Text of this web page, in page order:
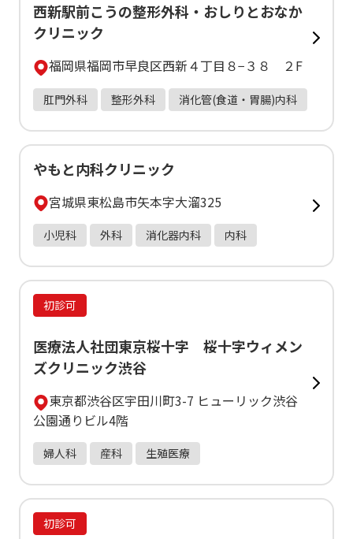
西新駅前こうの整形外科・おしりとおなか
クリニック
福岡県福岡市早良区西新４丁目８−３８ ２F
肛門外科 整形外科 消化管(食道・胃腸)内科
やもと内科クリニック
宮城県東松島市矢本字大溜325
小児科 外科 消化器内科 内科
初診可
医療法人社団東京桜十字 桜十字ウィメン
ズクリニック渋谷
東京都渋谷区宇田川町3-7 ヒューリック渋谷
公園通りビル4階
婦人科 産科 生殖医療
初診可